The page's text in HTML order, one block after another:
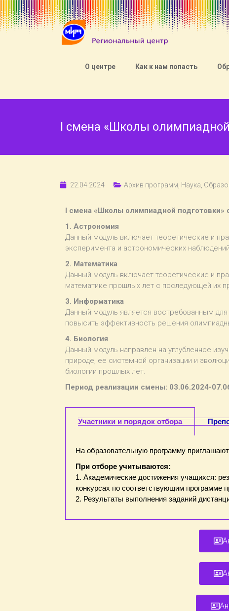
О центре Как к нам попасть
I смена «Школы олимпиадной
22.04.2024 Архив программ Наука
I смена «Школы олимпиадной
1. Астрономия
Данный модуль включает теоретические и
эксперимента и астрономических
2. Математика
Данный модуль включает теоретические и
математике прошлых лет с последующей их
3. Информатика
Данный модуль является востребованным
повысить эффективность решения
4. Биология
Данный модуль направлен на углубленное
природе, ее системной организации и
биологии прошлых лет.
Период реализации смены: 03.06.2024-
Участники и порядок отбора
На образовательную программу
При отборе учитываются:
1. Академические достижения учащихся:
конкурсах по соответствующим программе
2. Результаты выполнения заданий